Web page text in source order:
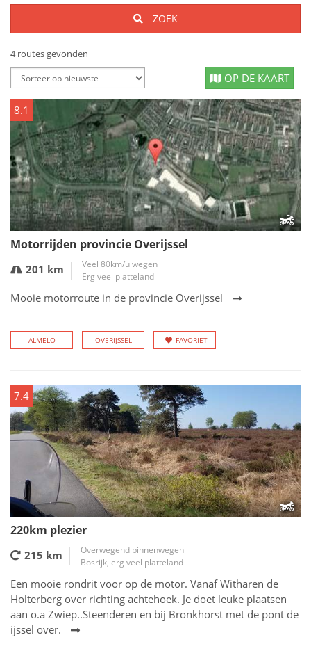
ZOEK
4 routes gevonden
OP DE KAART
8.1
Motorrijden provincie Overijssel
201 km
Veel 80km/u wegen
Erg veel platteland
Mooie motorroute in de provincie Overijssel
ALMELO OVERIJSSEL FAVORIET
7.4
220km plezier
215 km
Overwegend binnenwegen
Bosrijk, erg veel platteland
Een mooie rondrit voor op de motor. Vanaf Witharen de
Holterberg over richting achtehoek. Je doet leuke plaatsen
aan o.a Zwiep..Steenderen en bij Bronkhorst met de pont de
ijssel over.